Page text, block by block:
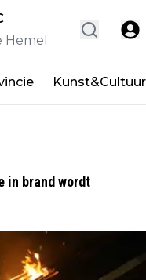
Hemel
Kunst&Cultuur
in brand wordt